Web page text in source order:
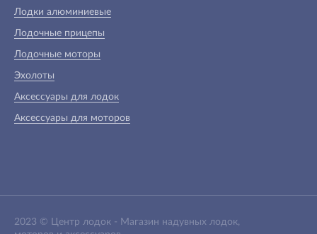
Лодки алюминиевые
Лодочные прицепы
Лодочные моторы
Эхолоты
Аксессуары для лодок
Аксессуары для моторов
2023 © Центр лодок - Магазин надувных лодок,